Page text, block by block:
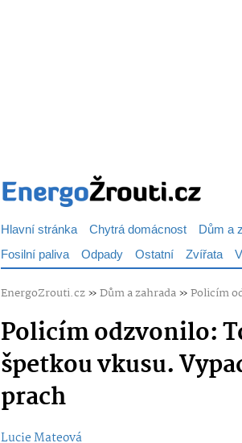
Hlavní stránka Chytrá domácnost Dům a
Fosilní paliva Odpady Ostatní Zvířata
EnergoZrouti.cz»Dům a zahrada»Policím
Policím odzvonilo:
špetkou vkusu.
prach
Lucie Mateová